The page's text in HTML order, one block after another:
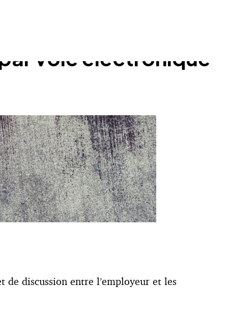
voie électronique
de discussion entre l’employeur et les